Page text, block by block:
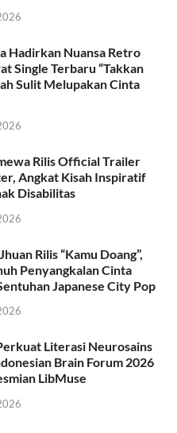
Hadirkan Nuansa Retro
Single Terbaru “Takkan
Sulit Melupakan Cinta
Rilis Official Trailer
Angkat Kisah Inspiratif
Disabilitas
Rilis “Kamu Doang”,
Penyangkalan Cinta
Japanese City Pop
Literasi Neurosains
Brain Forum 2026
LibMuse